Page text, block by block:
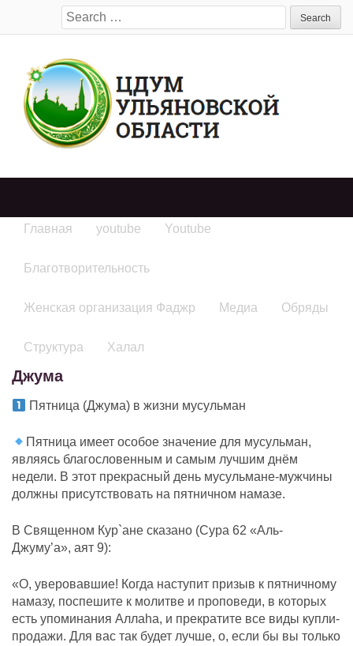
Search
for:
Главная youtube Youtube
Благотворительность
Женская организация Фаджр Медиа Обряды
Структура Халал
Джума
Пятница (Джума) в жизни мусульман
Пятница имеет особое значение для мусульман,
являясь благословенным и самым лучшим днём
недели. В этот прекрасный день мусульмане-мужчины
должны присутствовать на пятничном намазе.
В Священном Кур`ане сказано (Сура 62 «Аль-
Джуму’а», аят 9):
«О, уверовавшие! Когда наступит призыв к пятничному
намазу, поспешите к молитве и проповеди, в которых
есть упоминания Аллаhа, и прекратите все виды купли-
продажи. Для вас так будет лучше, о, если бы вы только